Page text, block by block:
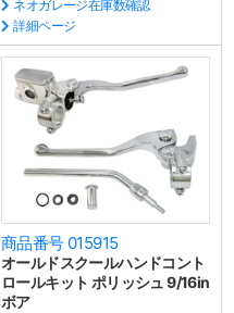
ネオガレージ在庫数確認
詳細ページ
商品番号 015915
オールドスクールハンドコント
ロールキット ポリッシュ 9/16in
ボア